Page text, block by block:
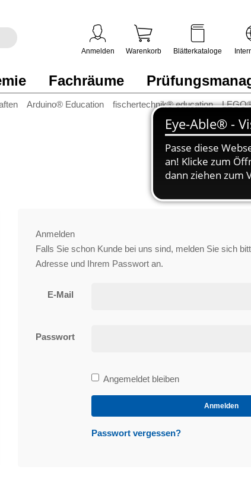
Arduino® Education fischertechnik® education
Fachräume
Anmelden Warenkorb Blätterkataloge
Anmelden
Falls Sie schon Kunde bei uns sind, melden Sie sich
Adresse und Ihrem Passwort an.
E-Mail
Passwort
Bleibe
angemeldet
Angemeldet bleiben
Anmelden
Passwort vergessen?